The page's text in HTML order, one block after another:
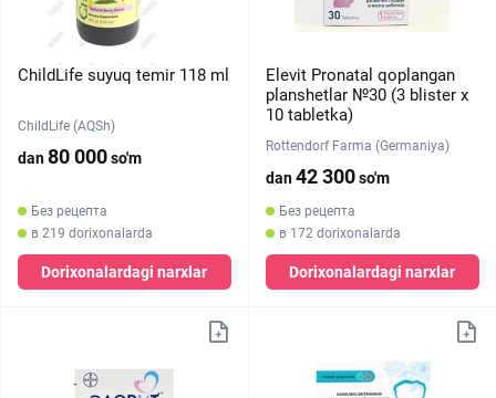
ChildLife suyuq temir 118 ml
ChildLife (AQSh)
dan80 000so'm
Без рецепта
в 219 dorixonalarda
Dorixonalardagi narxlar
Elevit Pronatal qoplangan
planshetlar №30 (3 blister х
10 tabletka)
Rottendorf Farma (Germaniya)
dan42 300so'm
Без рецепта
в 172 dorixonalarda
Dorixonalardagi narxlar